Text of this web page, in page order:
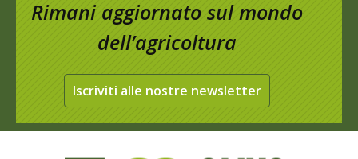
Rimani aggiornato sul mondo
dell’agricoltura
Iscriviti alle nostre newsletter